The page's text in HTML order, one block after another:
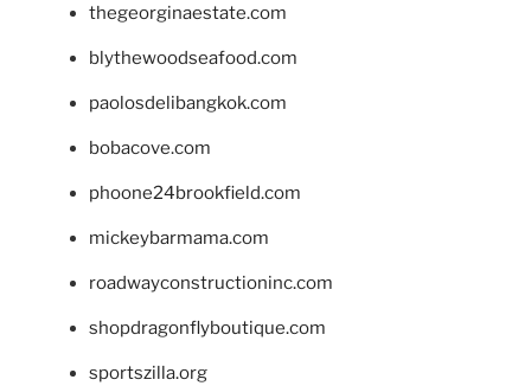
thegeorginaestate.com
blythewoodseafood.com
paolosdelibangkok.com
bobacove.com
phoone24brookfield.com
mickeybarmama.com
roadwayconstructioninc.com
shopdragonflyboutique.com
sportszilla.org